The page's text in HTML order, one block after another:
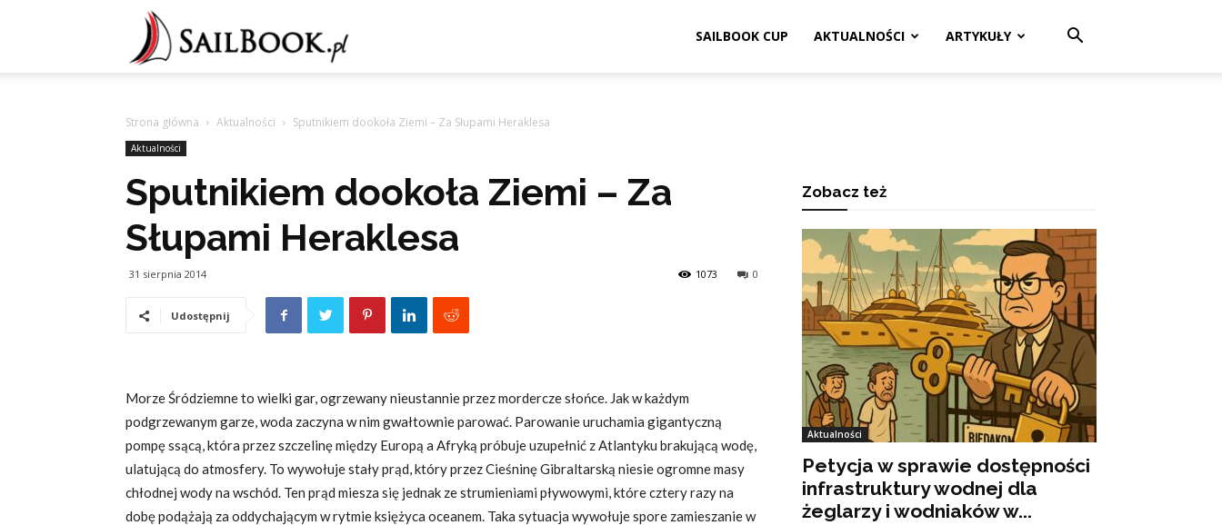
SAILBOOK CUP AKTUALNOŚCI ARTYKUŁY
Strona główna Aktualności Sputnikiem dookoła Ziemi – Za Słupami Heraklesa
Aktualności
Sputnikiem dookoła Ziemi – Za
Słupami Heraklesa
31 sierpnia 2014 0
1073
Udostępnij
Morze Śródziemne to wielki gar, ogrzewany nieustannie przez mordercze słońce. Jak w każdym
podgrzewanym garze, woda zaczyna w nim gwałtownie parować. Parowanie uruchamia gigantyczną
pompę ssącą, która przez szczelinę między Europą a Afryką próbuje uzupełnić z Atlantyku brakującą wodę,
ulatującą do atmosfery. To wywołuje stały prąd, który przez Cieśninę Gibraltarską niesie ogromne masy
chłodnej wody na wschód. Ten prąd miesza się jednak ze strumieniami pływowymi, które cztery razy na
dobę podążają za oddychającym w rytmie księżyca oceanem. Taka sytuacja wywołuje spore zamieszanie w
Zobacz też
Aktualności
Petycja w sprawie dostępności
infrastruktury wodnej dla
żeglarzy i wodniaków w...